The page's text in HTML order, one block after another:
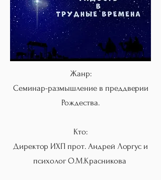
Жанр:
Семинар-размышление в преддверии
Рождества.
Кто:
Директор ИХП прот. Андрей Лоргус и
психолог О.М.Красникова